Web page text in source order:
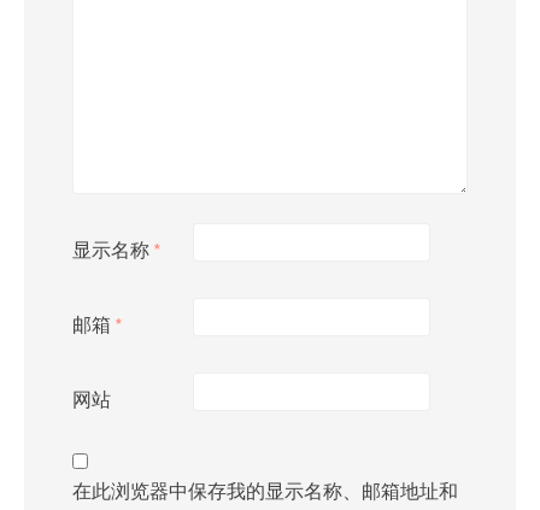
显示名称 *
邮箱 *
网站
在此浏览器中保存我的显示名称、邮箱地址和